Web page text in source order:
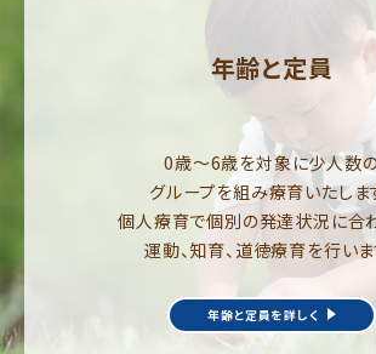
年齢と定員
0歳～6歳を対象に少人数
グループを組み療育いたしま
個人療育で個別の発達状況に合
運動、知育、道徳療育を行いま
年齢と定員を詳しく